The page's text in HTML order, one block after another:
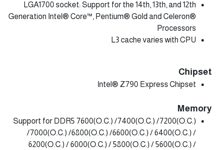
LGA1700 socket: Support for the 14th, 13th, and 12th
Generation Intel® Core™, Pentium® Gold and Celeron®
Processors
L3 cache varies with CPU
Chipset
Intel® Z790 Express Chipset
Memory
Support for DDR5 7600(O.C.) /7400(O.C.) /7200(O.C.)
/7000(O.C.) /6800(O.C.) /6600(O.C.) / 6400(O.C.) /
6200(O.C.) / 6000(O.C.) / 5800(O.C.) / 5600(O.C.) /